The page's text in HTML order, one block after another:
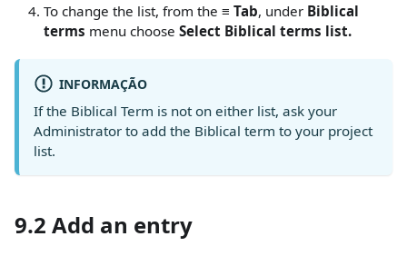
To change the list, from the ≡ Tab, under Biblical
terms menu choose Select Biblical terms list.
INFORMAÇÃO
If the Biblical Term is not on either list, ask your
Administrator to add the Biblical term to your project
list.
9.2 Add an entry